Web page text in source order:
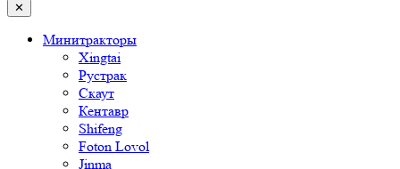
✕
Минитракторы
Xingtai
Рустрак
Скаут
Кентавр
Shifeng
Foton Lovol
Jinma